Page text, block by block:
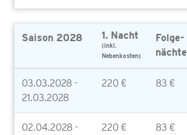
Saison 2028 1. Nacht
(inkl.
Nebenkosten)
Folge-
nächte
03.03.2028 -
21.03.2028
220 € 83 €
02.04.2028 -
220 € 83 €